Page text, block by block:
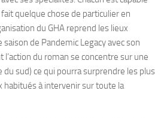
quelque chose de particulier en
du GHA reprend les lieux
de Pandemic Legacy avec son
l’action du roman se concentre sur une
du sud) ce qui pourra surprendre les plus
habitués à intervenir sur toute la